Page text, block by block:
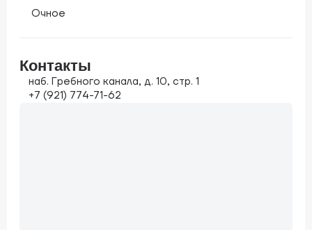
Очное
Контакты
наб. Гребного канала, д. 10, стр. 1
+7 (921) 774-71-62